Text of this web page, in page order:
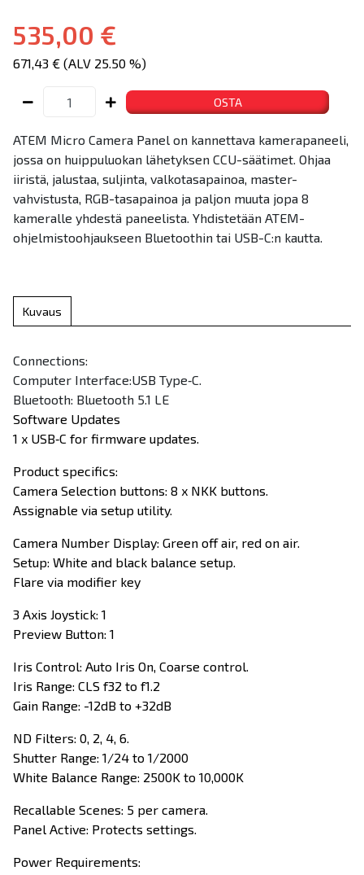
535,00 €
671,43 € (ALV 25.50 %)
OSTA
ATEM Micro Camera Panel on kannettava kamerapaneeli,
jossa on huippuluokan lähetyksen CCU-säätimet. Ohjaa
iiristä, jalustaa, suljinta, valkotasapainoa, master-
vahvistusta, RGB-tasapainoa ja paljon muuta jopa 8
kameralle yhdestä paneelista. Yhdistetään ATEM-
ohjelmistoohjaukseen Bluetoothin tai USB-C:n kautta.
Kuvaus
Connections:
Computer Interface:USB Type‑C.
Bluetooth: Bluetooth 5.1 LE
Software Updates
1 x USB‑C for firmware updates.
Product specifics:
Camera Selection buttons: 8 x NKK buttons.
Assignable via setup utility.
Camera Number Display: Green off air, red on air.
Setup: White and black balance setup.
Flare via modifier key
3 Axis Joystick: 1
Preview Button: 1
Iris Control: Auto Iris On, Coarse control.
Iris Range: CLS f32 to f1.2
Gain Range: -12dB to +32dB
ND Filters: 0, 2, 4, 6.
Shutter Range: 1/24 to 1/2000
White Balance Range: 2500K to 10,000K
Recallable Scenes: 5 per camera.
Panel Active: Protects settings.
Power Requirements: